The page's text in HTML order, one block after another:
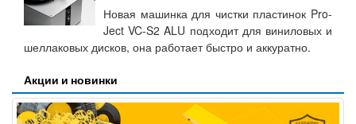
Новая машинка для чистки пластинок Pro-
Ject VC-S2 ALU подходит для виниловых и
шеллаковых дисков, она работает быстро и аккуратно.
Акции и новинки